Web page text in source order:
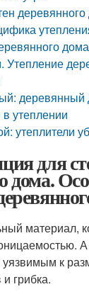
Утепление
деревянный
утеплении
утеплители
для
дома.
материал,
уязвимым к
грибка.